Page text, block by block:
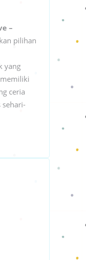
–
pilihan
yang
ceria